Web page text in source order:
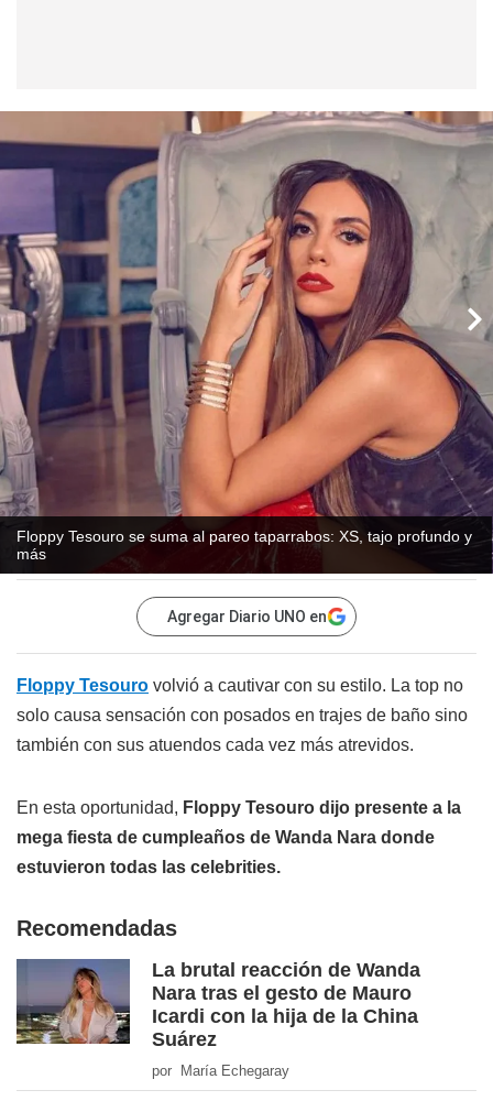
Floppy Tesouro se suma al pareo taparrabos: XS, tajo profundo y
más
Agregar Diario UNO en
Floppy Tesouro volvió a cautivar con su estilo. La top no
solo causa sensación con posados en trajes de baño sino
también con sus atuendos cada vez más atrevidos.
En esta oportunidad, Floppy Tesouro dijo presente a la
mega fiesta de cumpleaños de Wanda Nara donde
estuvieron todas las celebrities.
Recomendadas
La brutal reacción de Wanda
Nara tras el gesto de Mauro
Icardi con la hija de la China
Suárez
por María Echegaray